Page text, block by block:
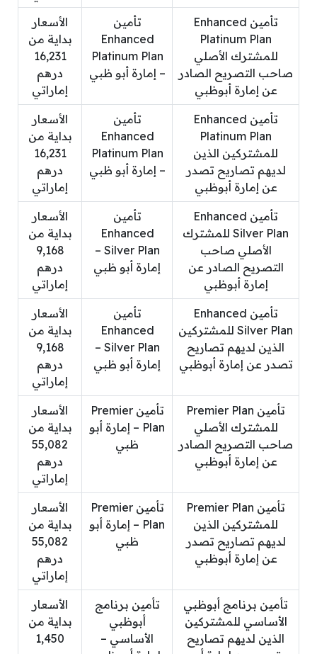
تأمين Enhanced
Platinum Plan
للمشترك الأصلي
صاحب التصريح الصادر
عن إمارة أبوظبي
تأمين
Enhanced
Platinum Plan
– إمارة أبو ظبي
الأسعار
بداية من
16,231
درهم
إماراتي
تأمين Enhanced
Platinum Plan
للمشتركين الذين
لديهم تصاريح تصدر
عن إمارة أبوظبي
تأمين
Enhanced
Platinum Plan
– إمارة أبو ظبي
الأسعار
بداية من
16,231
درهم
إماراتي
تأمين Enhanced
Silver Plan للمشترك
الأصلي صاحب
التصريح الصادر عن
إمارة أبوظبي
تأمين
Enhanced
Silver Plan –
إمارة أبو ظبي
الأسعار
بداية من
9,168
درهم
إماراتي
تأمين Enhanced
Silver Plan للمشتركين
الذين لديهم تصاريح
تصدر عن إمارة أبوظبي
تأمين
Enhanced
Silver Plan –
إمارة أبو ظبي
الأسعار
بداية من
9,168
درهم
إماراتي
تأمين Premier Plan
للمشترك الأصلي
صاحب التصريح الصادر
عن إمارة أبوظبي
تأمين Premier
Plan – إمارة أبو
ظبي
الأسعار
بداية من
55,082
درهم
إماراتي
تأمين Premier Plan
للمشتركين الذين
لديهم تصاريح تصدر
عن إمارة أبوظبي
تأمين Premier
Plan – إمارة أبو
ظبي
الأسعار
بداية من
55,082
درهم
إماراتي
تأمين برنامج أبوظبي
الأساسي للمشتركين
الذين لديهم تصاريح
تأمين برنامج
أبوظبي
الأساسي –
الأسعار
بداية من
1,450